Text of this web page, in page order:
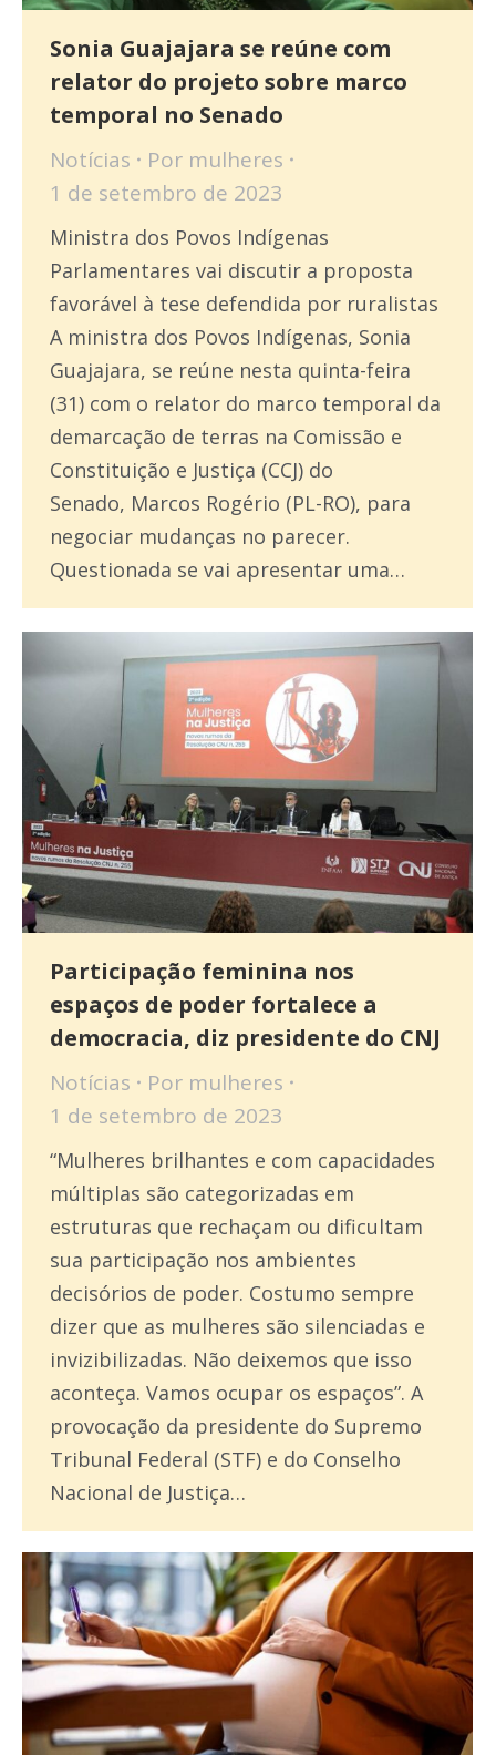
Sonia Guajajara se reúne com
relator do projeto sobre marco
temporal no Senado
Notícias Por mulheres
1 de setembro de 2023
Ministra dos Povos Indígenas
Parlamentares vai discutir a proposta
favorável à tese defendida por ruralistas
A ministra dos Povos Indígenas, Sonia
Guajajara, se reúne nesta quinta-feira
(31) com o relator do marco temporal da
demarcação de terras na Comissão e
Constituição e Justiça (CCJ) do
Senado, Marcos Rogério (PL-RO), para
negociar mudanças no parecer.
Questionada se vai apresentar uma…
Participação feminina nos
espaços de poder fortalece a
democracia, diz presidente do CNJ
Notícias Por mulheres
1 de setembro de 2023
“Mulheres brilhantes e com capacidades
múltiplas são categorizadas em
estruturas que rechaçam ou dificultam
sua participação nos ambientes
decisórios de poder. Costumo sempre
dizer que as mulheres são silenciadas e
invizibilizadas. Não deixemos que isso
aconteça. Vamos ocupar os espaços”. A
provocação da presidente do Supremo
Tribunal Federal (STF) e do Conselho
Nacional de Justiça…